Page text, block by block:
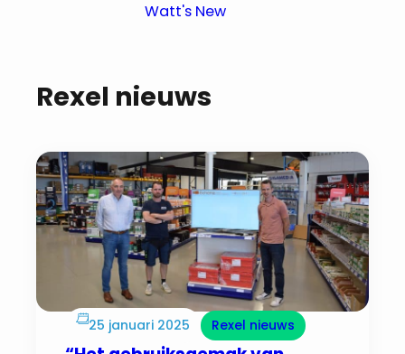
Watt's New
Rexel nieuws
25 januari 2025 Rexel nieuws